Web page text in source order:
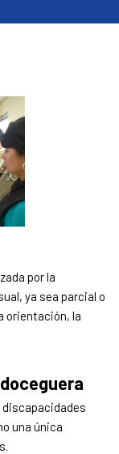
por la
ya sea parcial o
orientación, la
discapacidades
una única